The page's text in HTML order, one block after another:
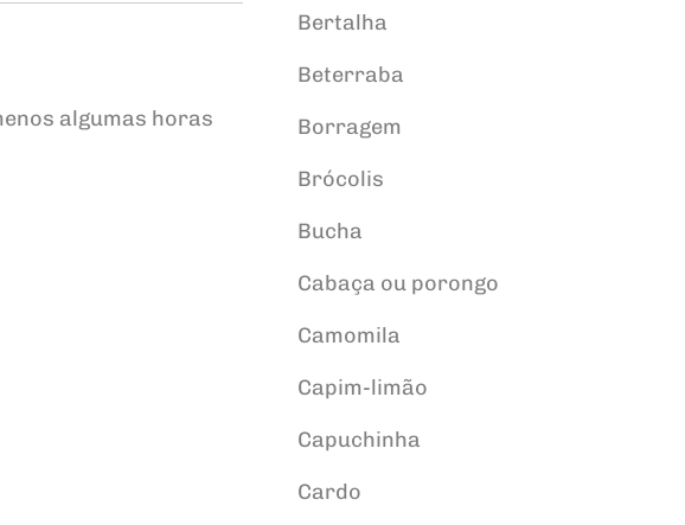
algumas horas
Bertalha
Beterraba
Borragem
Brócolis
Bucha
Cabaça ou porongo
Camomila
Capim-limão
Capuchinha
Cardo